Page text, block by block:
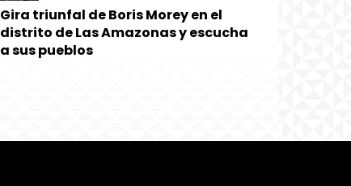
Gira triunfal de Boris Morey en el
distrito de Las Amazonas y escucha
a sus pueblos